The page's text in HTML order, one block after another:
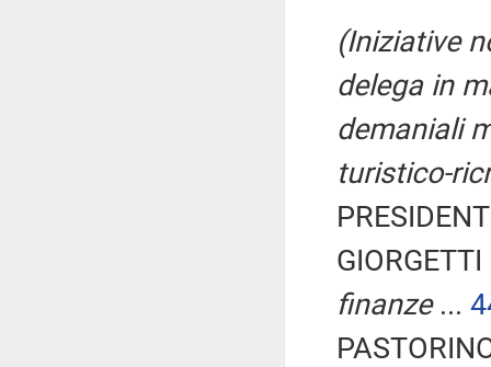
(Iniziative
delega in
demaniali
turistico-
finanze...